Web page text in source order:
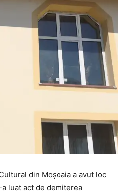
din Moșoaia a avut loc
luat act de demiterea